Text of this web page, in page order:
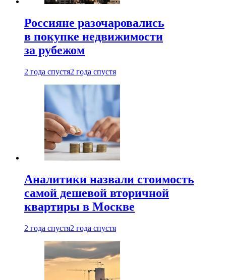
Россияне разочаровались
в покупке недвижимости
за рубежом
2 года спустя2 года спустя
Аналитики назвали стоимость
самой дешевой вторичной
квартиры в Москве
2 года спустя2 года спустя